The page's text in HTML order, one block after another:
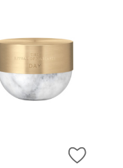
HINZUFÜGEN
ZUR